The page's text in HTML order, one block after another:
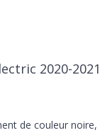
2020-2021
de couleur noire,